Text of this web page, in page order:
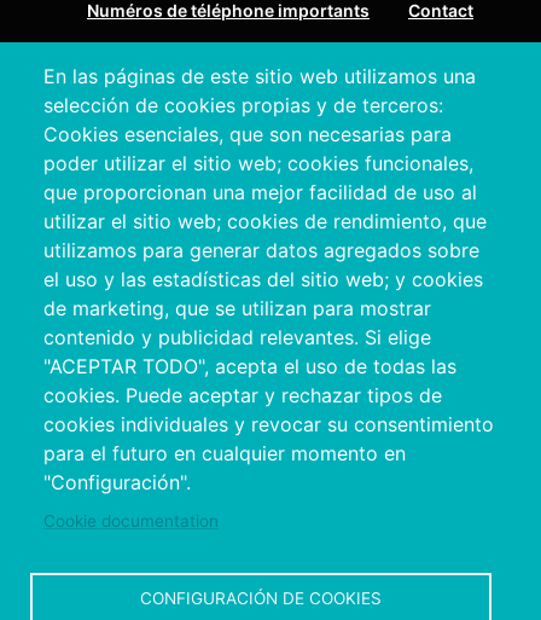
En las páginas de este sitio web utilizamos una
selección de cookies propias y de terceros:
Cookies esenciales, que son necesarias para
poder utilizar el sitio web; cookies funcionales,
que proporcionan una mejor facilidad de uso al
utilizar el sitio web; cookies de rendimiento, que
utilizamos para generar datos agregados sobre
el uso y las estadísticas del sitio web; y cookies
de marketing, que se utilizan para mostrar
contenido y publicidad relevantes. Si elige
"ACEPTAR TODO", acepta el uso de todas las
cookies. Puede aceptar y rechazar tipos de
cookies individuales y revocar su consentimiento
para el futuro en cualquier momento en
"Configuración".
Cookie documentation
CONFIGURACIÓN DE COOKIES
Numéros de téléphone importants
Contact
Pazo Deputación Provincial. Avda. Montero Ríos, s/n - 36071
Pontevedra
+34 986 804 100 | +34 986 804 124
Copyright © 2026. Conseil provincial de
Pontevedra. Tous droits réservés